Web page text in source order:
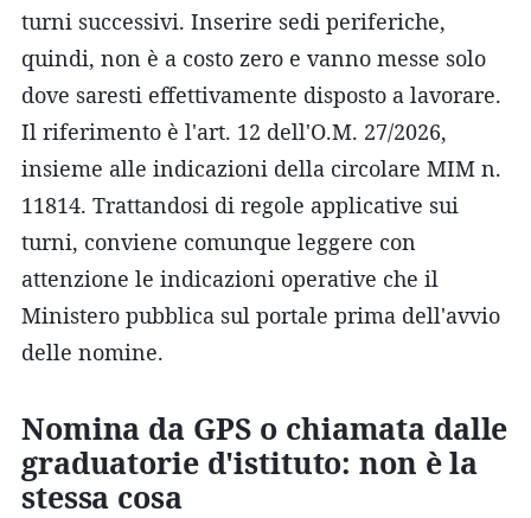
turni successivi. Inserire sedi periferiche,
quindi, non è a costo zero e vanno messe solo
dove saresti effettivamente disposto a lavorare.
Il riferimento è l'art. 12 dell'O.M. 27/2026,
insieme alle indicazioni della circolare MIM n.
11814. Trattandosi di regole applicative sui
turni, conviene comunque leggere con
attenzione le indicazioni operative che il
Ministero pubblica sul portale prima dell'avvio
delle nomine.
Nomina da GPS o chiamata dalle
graduatorie d'istituto: non è la
stessa cosa